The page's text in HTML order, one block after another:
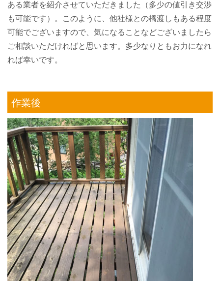
ある業者を紹介させていただきました（多少の値引き交渉
も可能です）。このように、他社様との橋渡しもある程度
可能でございますので、気になることなどございましたら
ご相談いただければと思います。多少なりともお力になれ
れば幸いです。
作業後